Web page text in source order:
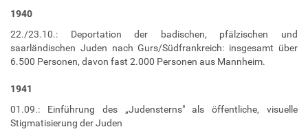
1940
22./23.10.: Deportation der badischen, pfälzischen und
saarländischen Juden nach Gurs/Südfrankreich: insgesamt über
6.500 Personen, davon fast 2.000 Personen aus Mannheim.
1941
01.09.: Einführung des „Judensterns" als öffentliche, visuelle
Stigmatisierung der Juden